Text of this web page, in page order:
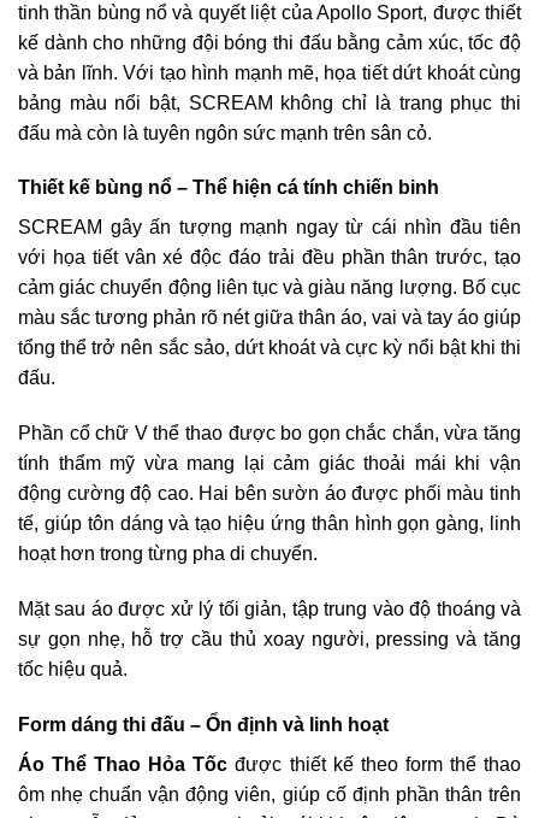
tinh thần bùng nổ và quyết liệt của Apollo Sport, được thiết
kế dành cho những đội bóng thi đấu bằng cảm xúc, tốc độ
và bản lĩnh. Với tạo hình mạnh mẽ, họa tiết dứt khoát cùng
bảng màu nổi bật, SCREAM không chỉ là trang phục thi
đấu mà còn là tuyên ngôn sức mạnh trên sân cỏ.
Thiết kế bùng nổ – Thể hiện cá tính chiến binh
SCREAM gây ấn tượng mạnh ngay từ cái nhìn đầu tiên
với họa tiết vân xé độc đáo trải đều phần thân trước, tạo
cảm giác chuyển động liên tục và giàu năng lượng. Bố cục
màu sắc tương phản rõ nét giữa thân áo, vai và tay áo giúp
tổng thể trở nên sắc sảo, dứt khoát và cực kỳ nổi bật khi thi
đấu.
Phần cổ chữ V thể thao được bo gọn chắc chắn, vừa tăng
tính thẩm mỹ vừa mang lại cảm giác thoải mái khi vận
động cường độ cao. Hai bên sườn áo được phối màu tinh
tế, giúp tôn dáng và tạo hiệu ứng thân hình gọn gàng, linh
hoạt hơn trong từng pha di chuyển.
Mặt sau áo được xử lý tối giản, tập trung vào độ thoáng và
sự gọn nhẹ, hỗ trợ cầu thủ xoay người, pressing và tăng
tốc hiệu quả.
Form dáng thi đấu – Ổn định và linh hoạt
Áo Thể Thao Hỏa Tốc được thiết kế theo form thể thao
ôm nhẹ chuẩn vận động viên, giúp cố định phần thân trên